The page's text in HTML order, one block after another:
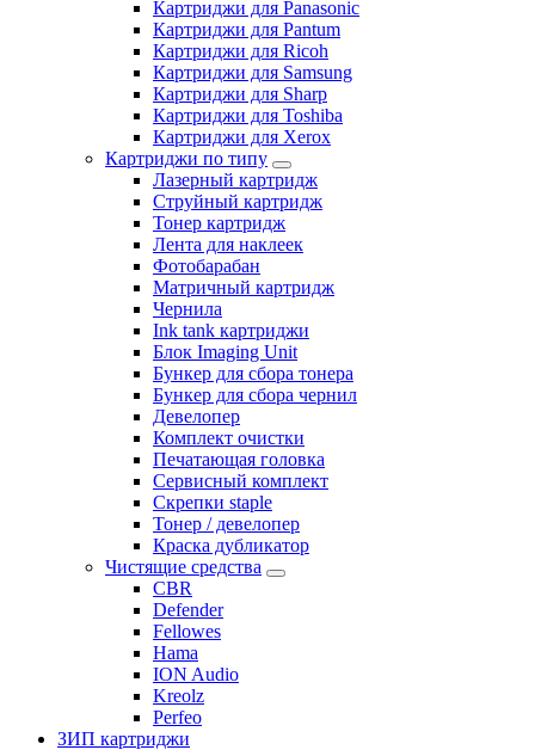
Картриджи для Panasonic
Картриджи для Pantum
Картриджи для Ricoh
Картриджи для Samsung
Картриджи для Sharp
Картриджи для Toshiba
Картриджи для Xerox
Картриджи по типу
Лазерный картридж
Струйный картридж
Тонер картридж
Лента для наклеек
Фотобарабан
Матричный картридж
Чернила
Ink tank картриджи
Блок Imaging Unit
Бункер для сбора тонера
Бункер для сбора чернил
Девелопер
Комплект очистки
Печатающая головка
Сервисный комплект
Скрепки staple
Тонер / девелопер
Краска дубликатор
Чистящие средства
CBR
Defender
Fellowes
Hama
ION Audio
Kreolz
Perfeo
ЗИП картриджи